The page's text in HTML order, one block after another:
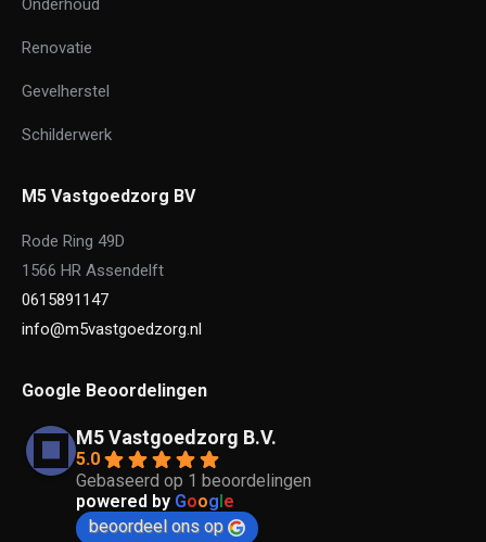
Onderhoud
Renovatie
Gevelherstel
Schilderwerk
M5 Vastgoedzorg BV
Rode Ring 49D
1566 HR Assendelft
0615891147
info@m5vastgoedzorg.nl
Google Beoordelingen
M5 Vastgoedzorg B.V.
5.0
Gebaseerd op 1 beoordelingen
powered by Google
beoordeel ons op